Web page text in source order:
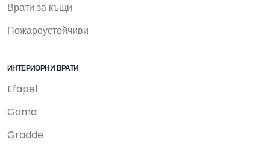
Врати за къщи
Пожароустойчиви
ИНТЕРИОРНИ ВРАТИ
Efapel
Gama
Gradde